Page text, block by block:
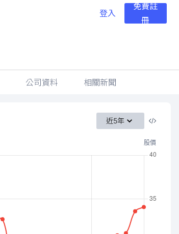
登入
免費註
冊
公司資料 相關新聞
近5年